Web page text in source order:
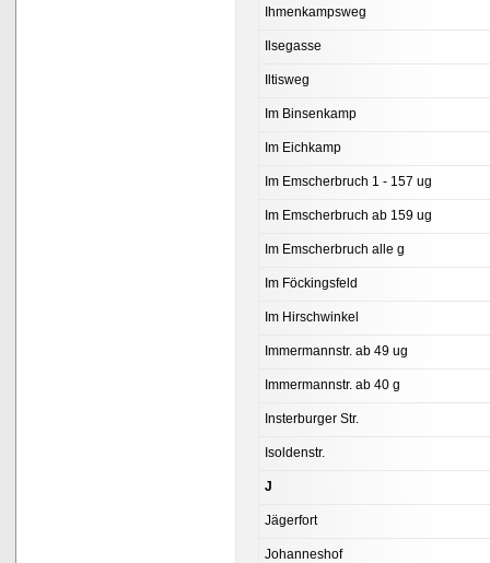
Ihmenkampsweg
Ilsegasse
Iltisweg
Im Binsenkamp
Im Eichkamp
Im Emscherbruch 1 - 157 ug
Im Emscherbruch ab 159 ug
Im Emscherbruch alle g
Im Föckingsfeld
Im Hirschwinkel
Immermannstr. ab 49 ug
Immermannstr. ab 40 g
Insterburger Str.
Isoldenstr.
J
Jägerfort
Johanneshof